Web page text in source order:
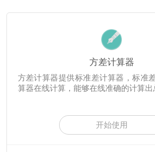
方差计算器
方差计算器提供标准差计算器，标准
算器在线计算，能够在线准确的计算出
开始使用